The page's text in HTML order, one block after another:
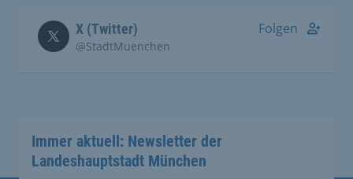
X (Twitter)
@StadtMuenchen
Folgen
Immer aktuell: Newsletter der
Landeshauptstadt München